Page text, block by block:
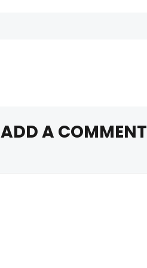
ADD A COMMENT